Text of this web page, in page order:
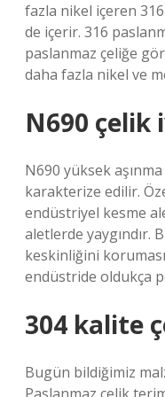
fazla nikel içeren
de içerir. 316
paslanmaz çeliğe
daha fazla nikel ve
N690 çelik
N690 yüksek
karakterize edilir.
endüstriyel kesme
aletlerde yaygındır.
keskinliğini
endüstride oldukça
304 kalite
Bugün bildiğimiz